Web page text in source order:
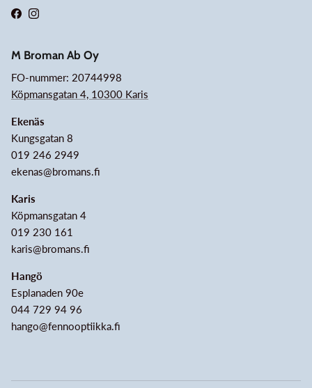
FacebookInstagram
M Broman Ab Oy
FO-nummer: 20744998
Köpmansgatan 4, 10300 Karis
Ekenäs
Kungsgatan 8
019 246 2949
ekenas@bromans.fi
Karis
Köpmansgatan 4
019 230 161
karis@bromans.fi
Hangö
Esplanaden 90e
044 729 94 96
hango@fennooptiikka.fi